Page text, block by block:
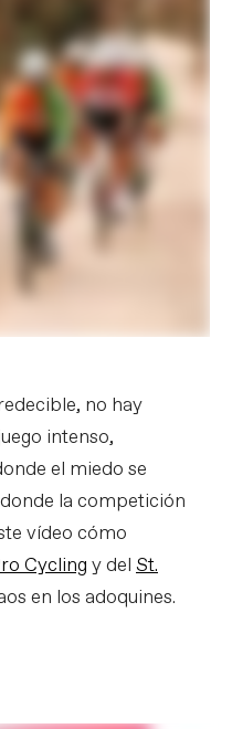
no hay
intenso,
el miedo se
la competición
vídeo cómo
Cycling y del St.
en los adoquines.